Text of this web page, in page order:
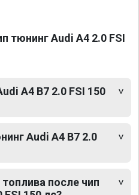
тюнинг Audi A4 2.0 FSI
A4 B7 2.0 FSI 150
Audi A4 B7 2.0
после чип